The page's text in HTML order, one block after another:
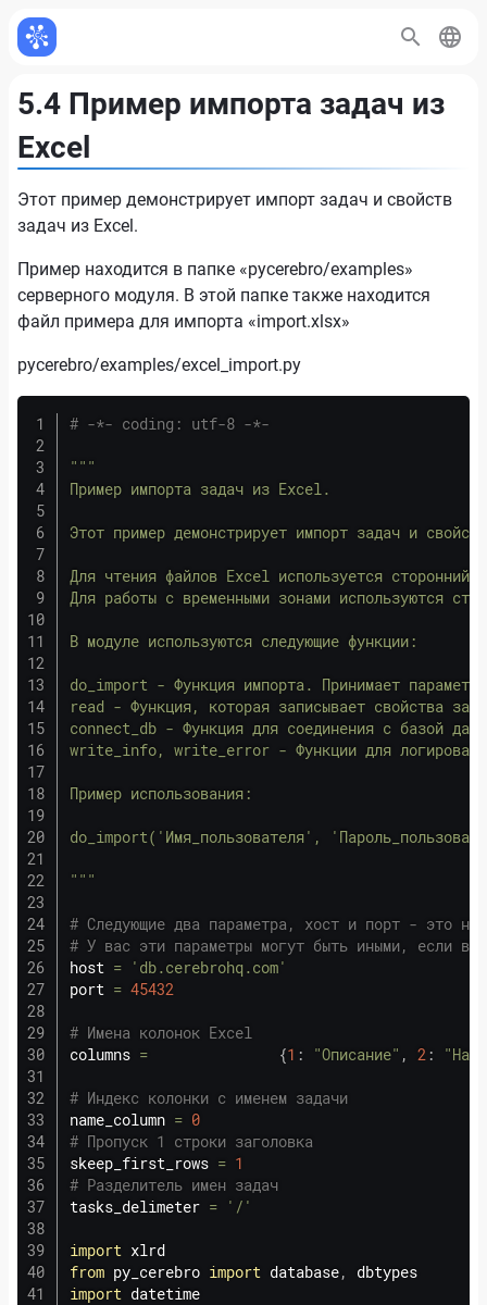
5.4 Пример импорта задач из
Excel
Этот пример демонстрирует импорт задач и свойств
задач из Excel.
Пример находится в папке «pycerebro/examples»
серверного модуля. В этой папке также находится
файл примера для импорта «import.xlsx»
pycerebro/examples/excel_import.py
# -*- coding: utf-8 -*-
"""
Пример импорта задач из Excel.
Этот пример демонстрирует импорт задач и
Для чтения файлов Excel используется
Для работы с временными зонами
В модуле используются следующие функции:
do_import - Функция импорта. Принимает
read - Функция, которая записывает свойства
connect_db - Функция для соединения с базой
write_info, write_error - Функции для
Пример использования:
do_import('Имя_пользователя',
"""
# Следующие два параметра, хост и порт - это
# У вас эти параметры могут быть иными, если вы
host =
'db.cerebrohq.com'
port = 45432
# Имена колонок Excel
columns = {1 : "Описание" , 2 :
# Индекс колонки с именем задачи
name_column = 0
# Пропуск 1 строки заголовка
skeep_first_rows = 1
# Разделитель имен задач
tasks_delimeter = '/'
import
from py_cerebro import database,
import